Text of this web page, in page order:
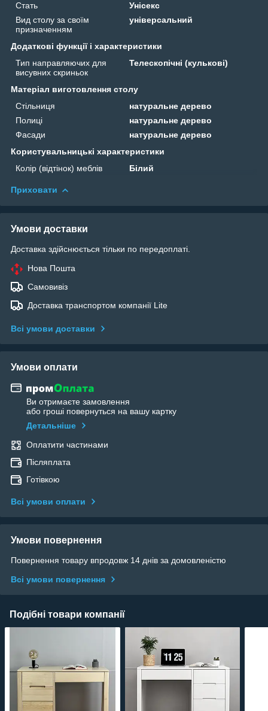
Стать
Унісекс
Вид столу за своїм
призначенням
універсальний
Додаткові функції і характеристики
Тип направляючих для
висувних скриньок
Телескопічні (кулькові)
Матеріал виготовлення столу
Стільниця
натуральне дерево
Полиці
натуральне дерево
Фасади
натуральне дерево
Користувальницькі характеристики
Колір (відтінок) меблів
Білий
Приховати
Умови доставки
Доставка здійснюється тільки по передоплаті.
Нова Пошта
Самовивіз
Доставка транспортом компанії Lite
Всі умови доставки
Умови оплати
Ви отримаєте замовлення
або гроші повернуться на вашу картку
Детальніше
Оплатити частинами
Післяплата
Готівкою
Всі умови оплати
Умови повернення
Повернення товару впродовж 14 днів за домовленістю
Всі умови повернення
Подібні товари компанії